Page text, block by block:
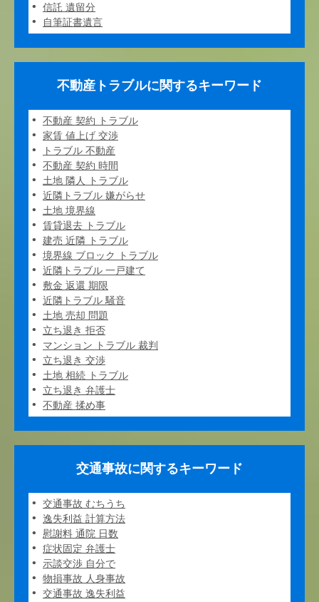
信託 遺留分
自筆証書遺言
不動産トラブルに関するキーワード
不動産 契約 トラブル
家賃 値上げ 交渉
トラブル 不動産
不動産 契約 時間
土地 隣人 トラブル
近隣トラブル 嫌がらせ
土地 境界線
賃貸退去 トラブル
建売 近隣 トラブル
境界線 ブロック トラブル
近隣トラブル 一戸建て
敷金 返還 期限
近隣トラブル 騒音
土地 売却 問題
立ち退き 拒否
マンション トラブル 裁判
立ち退き 交渉
土地 相続 トラブル
立ち退き 弁護士
不動産 揉め事
交通事故に関するキーワード
交通事故 むちうち
逸失利益 計算方法
慰謝料 通院 日数
症状固定 弁護士
示談交渉 自分で
物損事故 人身事故
交通事故 逸失利益